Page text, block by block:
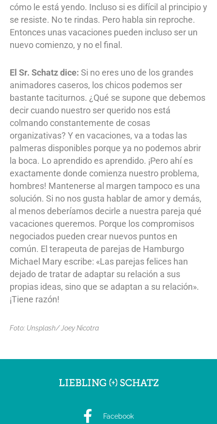
cómo le está yendo. Incluso si es difícil al principio y
se resiste. No te rindas. Pero habla sin reproche.
Entonces unas vacaciones pueden incluso ser un
nuevo comienzo, y no el final.
El Sr. Schatz dice: Si no eres uno de los grandes
animadores caseros, los chicos podemos ser
bastante taciturnos. ¿Qué se supone que debemos
decir cuando nuestro ser querido nos está
colmando constantemente de cosas
organizativas? Y en vacaciones, va a todas las
palmeras disponibles porque ya no podemos abrir
la boca. Lo aprendido es aprendido. ¡Pero ahí es
exactamente donde comienza nuestro problema,
hombres! Mantenerse al margen tampoco es una
solución. Si no nos gusta hablar de amor y demás,
al menos deberíamos decirle a nuestra pareja qué
vacaciones queremos. Porque los compromisos
negociados pueden crear nuevos puntos en
común. El terapeuta de parejas de Hamburgo
Michael Mary escribe: «Las parejas felices han
dejado de tratar de adaptar su relación a sus
propias ideas, sino que se adaptan a su relación».
¡Tiene razón!
Foto: Unsplash/ Joey Nicotra
Facebook